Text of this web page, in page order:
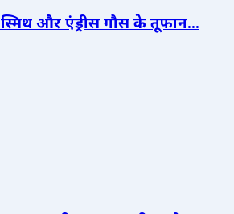
और एंड्रीस गौस के तूफान...